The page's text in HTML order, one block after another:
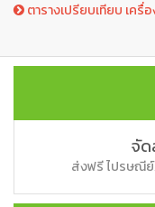
ตารางเปรียบเทียบ เครื่
จัด
ส่งฟรี ไปรษณีย์/